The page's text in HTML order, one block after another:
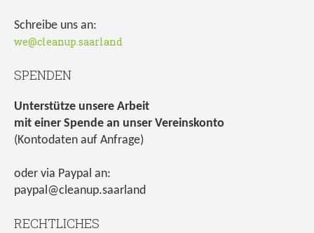
Schreibe uns an:
we@cleanup.saarland
SPENDEN
Unterstütze unsere Arbeit
mit einer Spende an unser Vereinskonto
(Kontodaten auf Anfrage)
oder via Paypal an:
paypal@cleanup.saarland
RECHTLICHES